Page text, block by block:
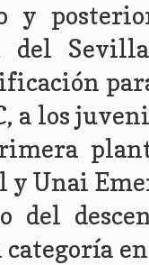
y
del
a los
y Unai
del
categoría